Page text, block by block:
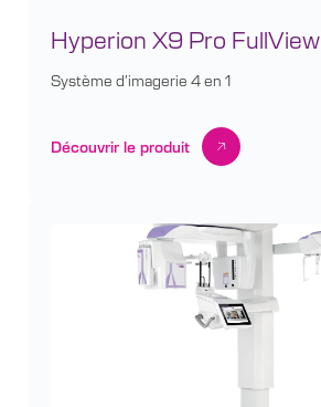
Hyperion X9 Pro FullView
Système d’imagerie 4 en 1
Découvrir le produit